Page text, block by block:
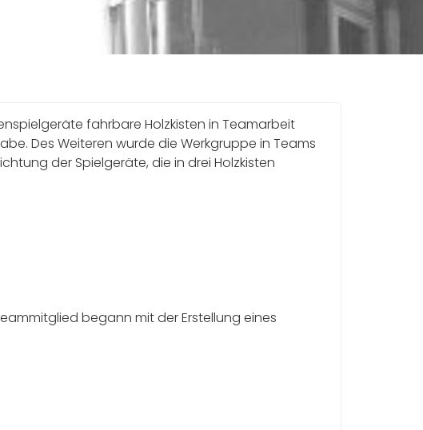
fahrbare Holzkisten in Teamarbeit
Des Weiteren wurde die Werkgruppe in Teams
der Spielgeräte, die in drei Holzkisten
begann mit der Erstellung eines